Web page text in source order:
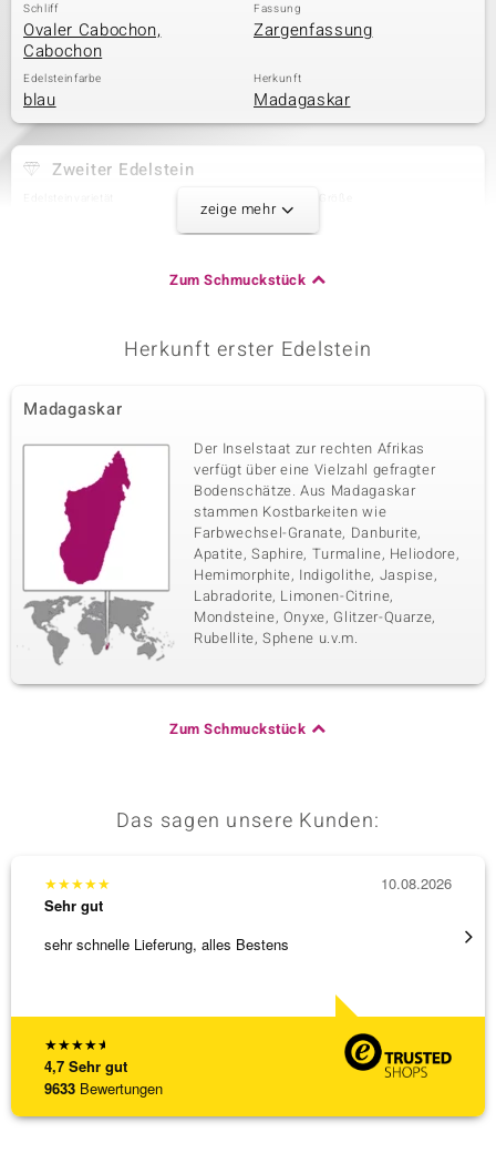
Schliff
Ovaler Cabochon,
Cabochon
Fassung
Zargenfassung
Edelsteinfarbe
blau
Herkunft
Madagaskar
Zweiter Edelstein
22 à 2 mm
Rundschliff
Edelsteinvarietät
Karatgewicht Summe
0,032 ct
Schliff
Rundschliff
Fassung
Krappenfassung
Herkunft
Brasilien
zeige mehr
Zum Schmuckstück
Herkunft erster Edelstein
Madagaskar
Der Inselstaat zur rechten Afrikas
verfügt über eine Vielzahl gefragter
Bodenschätze. Aus Madagaskar
stammen Kostbarkeiten wie
Farbwechsel-Granate, Danburite,
Apatite, Saphire, Turmaline, Heliodore,
Hemimorphite, Indigolithe, Jaspise,
Labradorite, Limonen-Citrine,
Mondsteine, Onyxe, Glitzer-Quarze,
Rubellite, Sphene u.v.m.
Zum Schmuckstück
Das sagen unsere Kunden:
★★★★★
4,7 Sehr gut
9633 Bewertungen
★★★★★
Sehr gut
sehr schnelle Lieferung, alles Bestens
10.08.2026
Wie